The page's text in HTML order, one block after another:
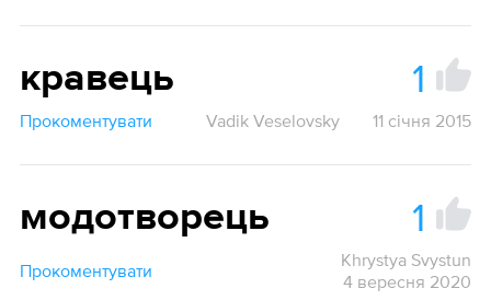
кравець 1
Прокоментувати Vadik Veselovsky 11 січня 2015
модотворець 1
Прокоментувати
Khrystya Svystun
4 вересня 2020